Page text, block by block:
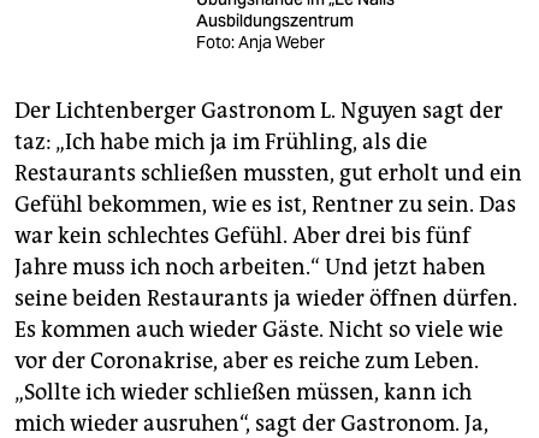
Ausbildungszentrum
Foto: Anja Weber
Der Lichtenberger Gastronom L. Nguyen sagt der
taz: „Ich habe mich ja im Frühling, als die
Restaurants schließen mussten, gut erholt und ein
Gefühl bekommen, wie es ist, Rentner zu sein. Das
war kein schlechtes Gefühl. Aber drei bis fünf
Jahre muss ich noch arbeiten.“ Und jetzt haben
seine beiden Restaurants ja wieder öffnen dürfen.
Es kommen auch wieder Gäste. Nicht so viele wie
vor der Coronakrise, aber es reiche zum Leben.
„Sollte ich wieder schließen müssen, kann ich
mich wieder ausruhen“, sagt der Gastronom. Ja,